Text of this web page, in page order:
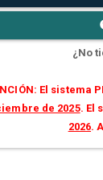
¿No
El sistema
de 2025. El
2026.